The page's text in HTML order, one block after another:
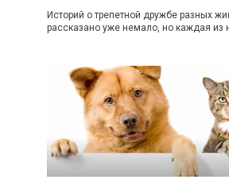
Историй о трепетной дружбе разных
рассказано уже немало, но каждая из